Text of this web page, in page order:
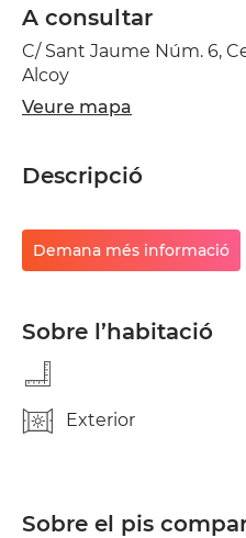
A consultar
C/ Sant Jaume Núm. 6,
Alcoy
Veure mapa
Descripció
Demana més informació
Sobre l’habitació
Exterior
Sobre el pis